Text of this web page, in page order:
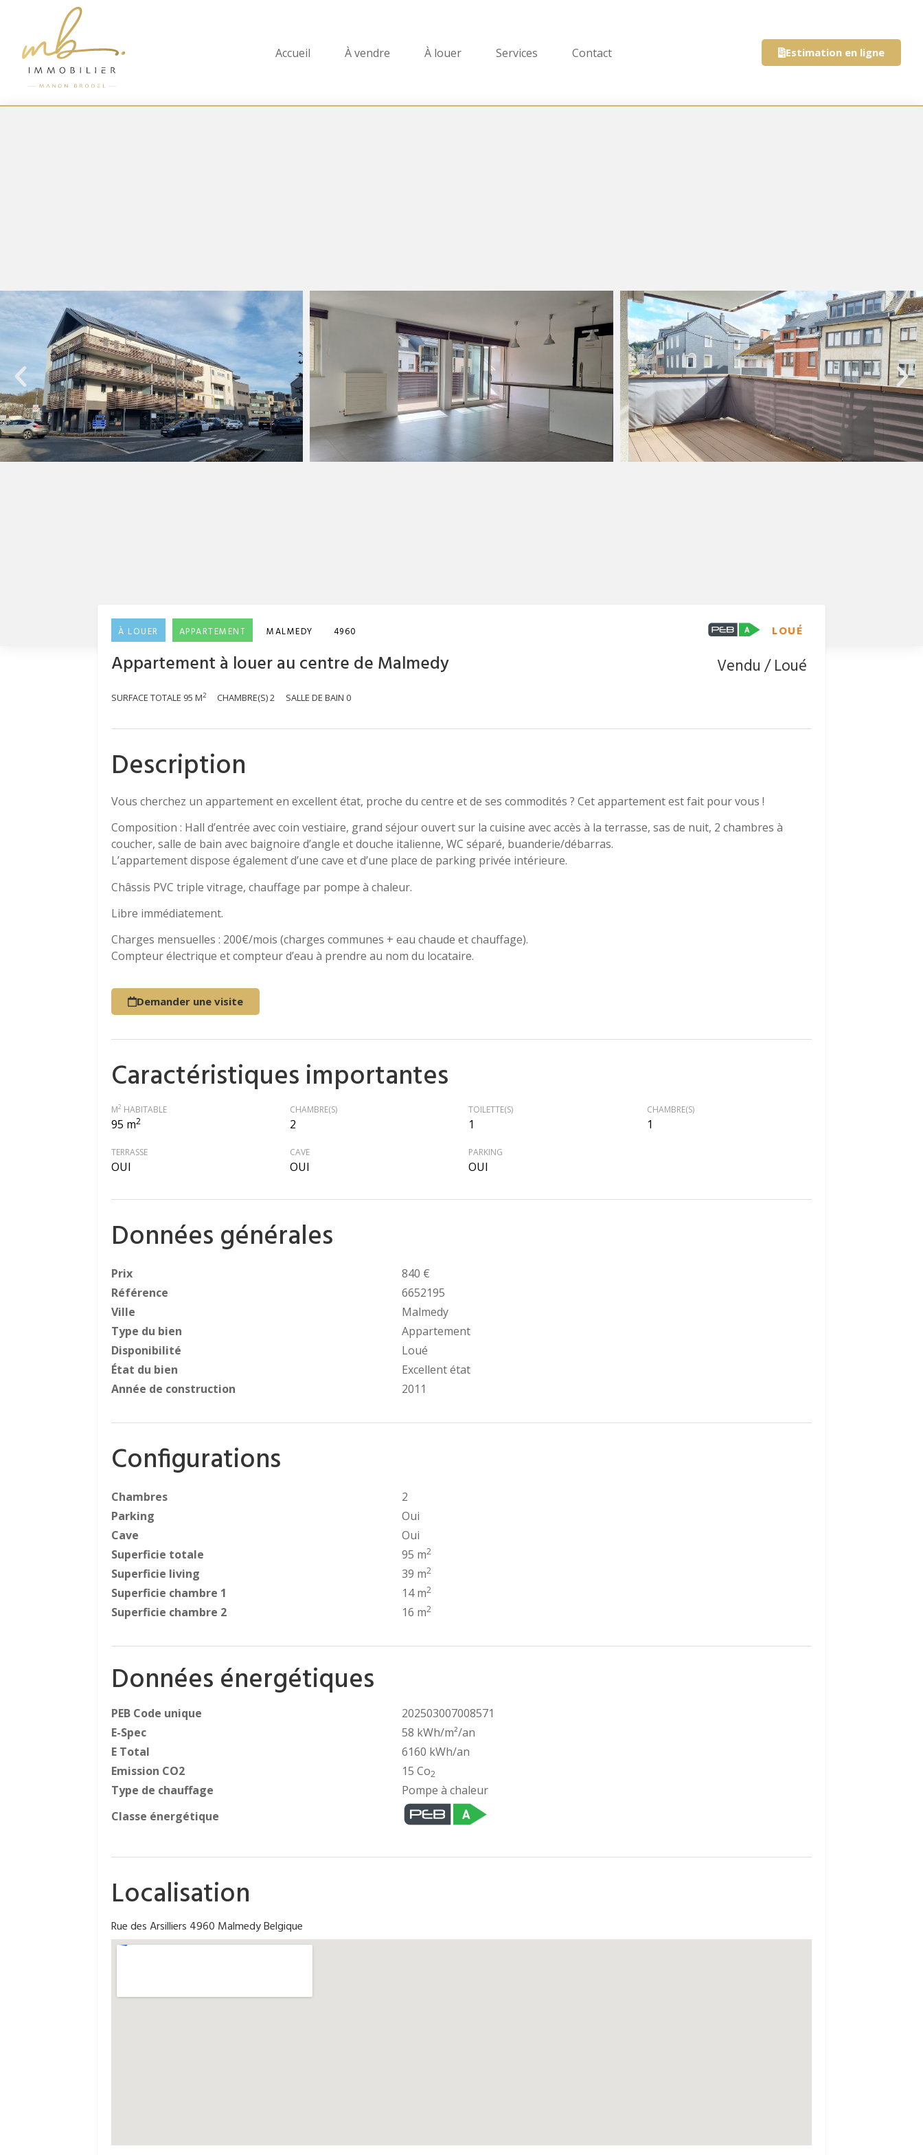
Accueil À vendre À louer Services Contact Estimation en ligne
À LOUER APPARTEMENT MALMEDY 4960 LOUÉ
Appartement à louer au centre de Malmedy Vendu / Loué
SURFACE TOTALE 95 M2 CHAMBRE(S)2 SALLE DE BAIN 0
Description
Vous cherchez un appartement en excellent état, proche du centre et de ses commodités ? Cet appartement est fait pour vous !
Composition : Hall d’entrée avec coin vestiaire, grand séjour ouvert sur la cuisine avec accès à la terrasse, sas de nuit, 2 chambres à
coucher, salle de bain avec baignoire d’angle et douche italienne, WC séparé, buanderie/débarras.
L’appartement dispose également d’une cave et d’une place de parking privée intérieure.
Châssis PVC triple vitrage, chauffage par pompe à chaleur.
Libre immédiatement.
Charges mensuelles : 200€/mois (charges communes + eau chaude et chauffage).
Compteur électrique et compteur d’eau à prendre au nom du locataire.
Demander une visite
Caractéristiques importantes
M2 HABITABLE
95 m2
CHAMBRE(S)
2
TOILETTE(S)
1
CHAMBRE(S)
1
TERRASSE
OUI
CAVE
OUI
PARKING
OUI
Données générales
Prix
840 €
Référence
6652195
Ville
Malmedy
Type du bien
Appartement
Disponibilité
Loué
État du bien
Excellent état
Année de construction
2011
Configurations
Chambres
2
Parking
Oui
Cave
Oui
Superficie totale
95 m2
Superficie living 39 m2
Superficie chambre 1 14 m2
Superficie chambre 2 16 m2
Données énergétiques
PEB Code unique
202503007008571
E-Spec
58 kWh/m²/an
E Total
6160 kWh/an
Emission CO2
15 Co2
Type de chauffage
Pompe à chaleur
Classe énergétique
Localisation
Rue des Arsilliers 4960 Malmedy Belgique